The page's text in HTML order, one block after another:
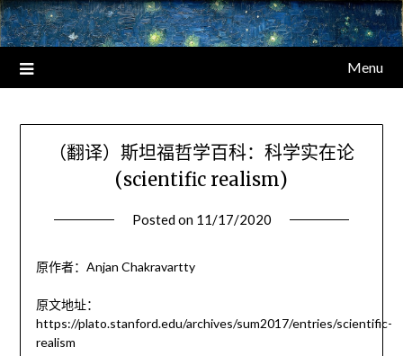
Menu
（翻译）斯坦福哲学百科：科学实在论
(scientific realism)
Posted on 11/17/2020
原作者：Anjan Chakravartty
原文地址：
https://plato.stanford.edu/archives/sum2017/entries/scientific-
realism